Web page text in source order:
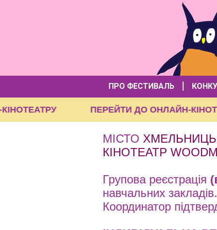
ПРО ФЕСТИВАЛЬ
КІНОТЕАТРУ ПЕРЕЙТИ ДО ОНЛАЙН-
МІСТО
КІНОТЕАТР
Групова реєстрація
навчальних
Координатор